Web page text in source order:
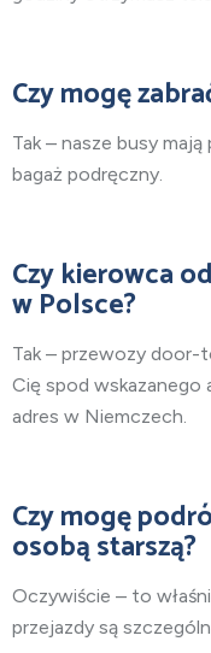
Czy mogę
Tak – nasze busy
bagaż podręczny.
Czy kierowca
w Polsce?
Tak – przewozy door-
Cię spod wskazanego
adres w Niemczech.
Czy mogę
osobą starszą?
Oczywiście – to
przejazdy są